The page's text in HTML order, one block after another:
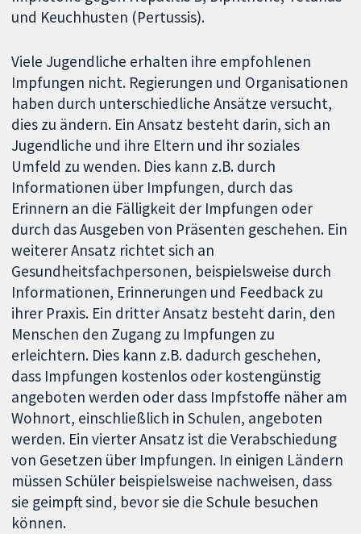
und Keuchhusten (Pertussis).
Viele Jugendliche erhalten ihre empfohlenen
Impfungen nicht. Regierungen und Organisationen
haben durch unterschiedliche Ansätze versucht,
dies zu ändern. Ein Ansatz besteht darin, sich an
Jugendliche und ihre Eltern und ihr soziales
Umfeld zu wenden. Dies kann z.B. durch
Informationen über Impfungen, durch das
Erinnern an die Fälligkeit der Impfungen oder
durch das Ausgeben von Präsenten geschehen. Ein
weiterer Ansatz richtet sich an
Gesundheitsfachpersonen, beispielsweise durch
Informationen, Erinnerungen und Feedback zu
ihrer Praxis. Ein dritter Ansatz besteht darin, den
Menschen den Zugang zu Impfungen zu
erleichtern. Dies kann z.B. dadurch geschehen,
dass Impfungen kostenlos oder kostengünstig
angeboten werden oder dass Impfstoffe näher am
Wohnort, einschließlich in Schulen, angeboten
werden. Ein vierter Ansatz ist die Verabschiedung
von Gesetzen über Impfungen. In einigen Ländern
müssen Schüler beispielsweise nachweisen, dass
sie geimpft sind, bevor sie die Schule besuchen
können.